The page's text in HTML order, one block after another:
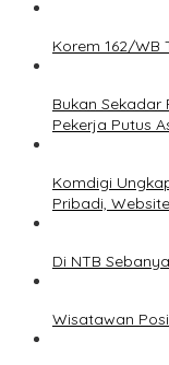
Korem 162/WB
Bukan Sekadar
Pekerja Putus
Komdigi
Pribadi,
Di NTB
Wisatawan